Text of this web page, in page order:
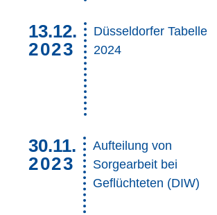
13.12.
2023
Düsseldorfer Tabelle
2024
30.11.
2023
Aufteilung von
Sorgearbeit bei
Geflüchteten (DIW)